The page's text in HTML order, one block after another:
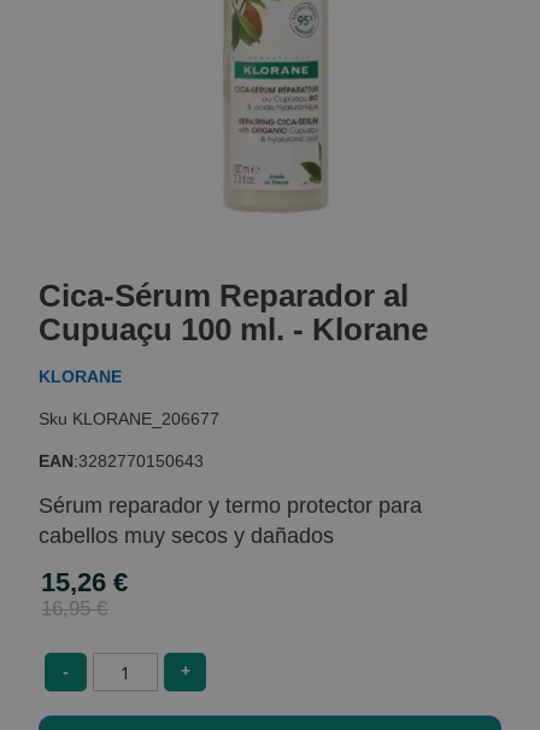
the
beginning
of
the
gallery
Cica-Sérum Reparador al
Cupuaçu 100 ml. - Klorane
KLORANE
KLORANE_206677
EAN:3282770150643
Sérum reparador y termo protector para
cabellos muy secos y dañados
Special
Price
15,26 €
16,95 €
- +